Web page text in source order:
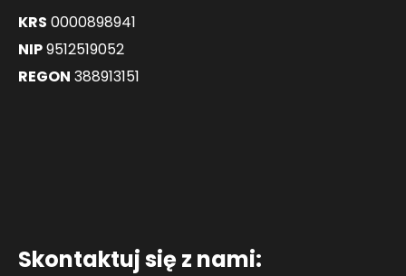
KRS 0000898941
NIP9512519052
REGON 388913151
Skontaktuj się z nami: